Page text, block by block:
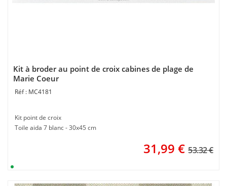
Kit à broder au point de croix cabines de plage de
Marie Coeur
MC4181
Kit point de croix
Toile aida 7 blanc - 30x45 cm
31,99 € 53.32 €